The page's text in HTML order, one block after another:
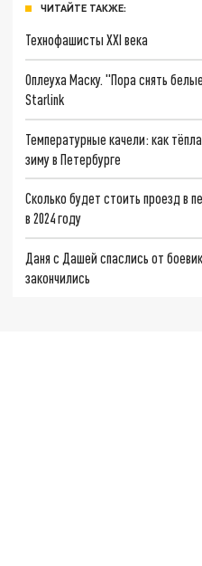
ЧИТАЙТЕ ТАКЖЕ:
Технофашисты XXI века
Оплеуха Маску. "Пора снять
Starlink
Температурные качели: как
зиму в Петербурге
Сколько будет стоить проезд в
в 2024 году
Даня с Дашей спаслись от
закончились